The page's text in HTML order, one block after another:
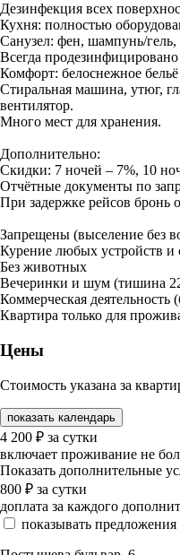
Дезинфекция всех
Кухня: полностью
Санузел: фен, шампунь/
Всегда продезинфицировано
Комфорт: белоснежное
Стиральная машина, утюг,
вентилятор.
Много мест для хранения.
Дополнительно:
Скидки: 7 ночей – 7%, 10
Отчётные документы по
При задержке рейсов бронь
Запрещены (выселение без
Курение любых устройств и
Без животных
Вечеринки и шум (тишина
Коммерческая деятельность
Квартира только для
Цены
Стоимость указана за
показать календарь
4 200 ₽ за сутки
включает проживание не
Показать дополнительные
800 ₽ за сутки
доплата за каждого
показывать